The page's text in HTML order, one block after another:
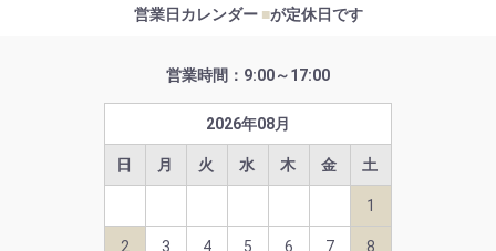
営業日カレンダー ■が定休日です
営業時間：9:00～17:00
2026年08月
日 月 火 水 木 金 土
1
2 3 4 5 6 7 8